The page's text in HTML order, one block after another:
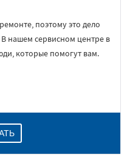
поэтому это дело
нашем сервисном центре в
которые помогут вам.